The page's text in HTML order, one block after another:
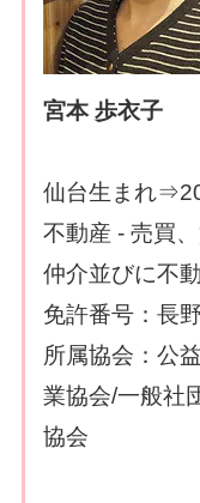
宮本 歩衣子
仙台生まれ
不動産 - 売買
仲介並びに不
免許番号：長
所属協会：公
業協会/一般社
協会